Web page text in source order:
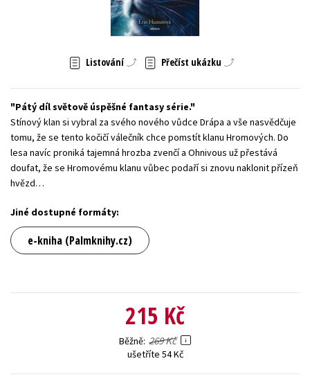
Zahraniční literatura
Listování Přečíst ukázku
Pátý díl světově úspěšné fantasy série.
Stínový klan si vybral za svého nového vůdce Drápa a vše nasvědčuje
tomu, že se tento kočičí válečník chce pomstít klanu Hromových. Do
lesa navíc proniká tajemná hrozba zvenčí a Ohnivous už přestává
doufat, že se Hromovému klanu vůbec podaří si znovu naklonit přízeň
hvězd…
Jiné dostupné formáty:
e-kniha (Palmknihy.cz)
215 Kč
Běžně 269 Kč
ušetříte 54 Kč